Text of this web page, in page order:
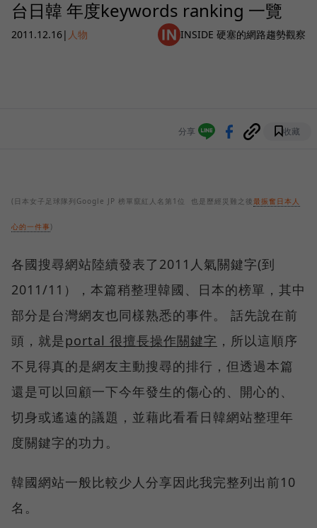
台日韓 年度keywords ranking 一覽
2011.12.16| 人物 INSIDE 硬塞的網路趨勢觀察
分享 收藏
(日本女子足球隊列Google JP 榜單竄紅人名第1位 也是歷經災難之後最振奮日本人
心的一件事)
各國搜尋網站陸續發表了2011人氣關鍵字(到
2011/11），本篇稍整理韓國、日本的榜單，其中
部分是台灣網友也同樣熟悉的事件。 話先說在前
頭，就是portal 很擅長操作關鍵字 ，所以這順序
不見得真的是網友主動搜尋的排行，但透過本篇
還是可以回顧一下今年發生的傷心的、開心的、
切身或遙遠的議題，並藉此看看日韓網站整理年
度關鍵字的功力。
韓國網站一般比較少人分享因此我完整列出前10
名。